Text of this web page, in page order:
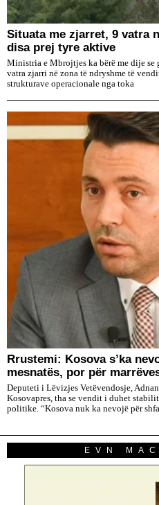
Situata me zjarret, 9 vatra
disa prej tyre aktive
Ministria e Mbrojtjes ka bërë me dije se
vatra zjarri në zona të ndryshme të
strukturave operacionale nga toka
Rrustemi: Kosova s’ka
mesnatës, por për
Deputeti i Lëvizjes Vetëvendosje,
Kosovapres, tha se vendit i duhet
politike. “Kosova nuk ka nevojë për
EVN